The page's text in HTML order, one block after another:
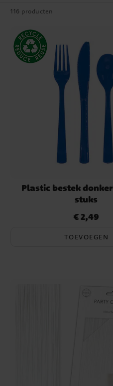
116 producten
Plastic bestek
stuks
Prijs:€ 2,49
€ 2,49
TOEVOEGEN